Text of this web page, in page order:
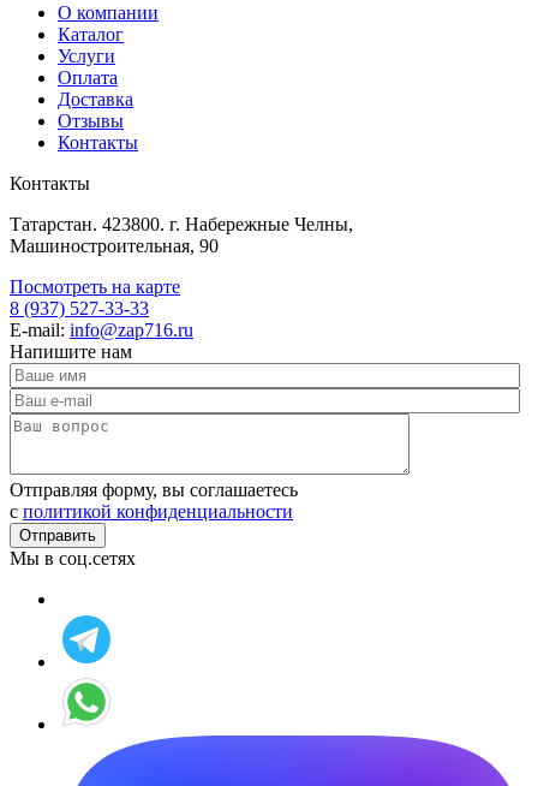
О компании
Каталог
Услуги
Оплата
Доставка
Отзывы
Контакты
Контакты
Татарстан. 423800. г. Набережные Челны,
Машиностроительная, 90
Посмотреть на карте
8 (937) 527-33-33
E-mail: info@zap716.ru
Напишите нам
Отправляя форму, вы соглашаетесь
c политикой конфиденциальности
Мы в соц.сетях